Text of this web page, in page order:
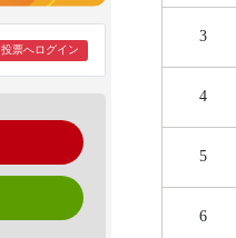
投票へログイン
3
4
5
6